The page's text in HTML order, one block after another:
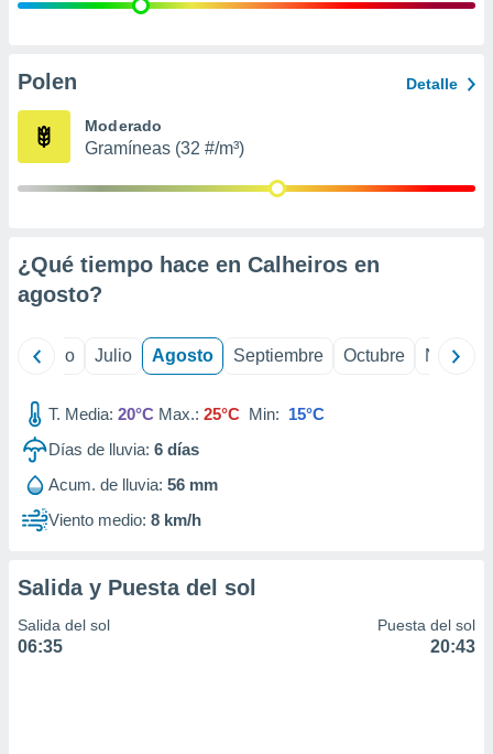
e
publicidad
Polen Detalle
Moderado
Gramíneas (32 #/m³)
¿Qué tiempo hace en Calheiros en
agosto?
Junio Julio Agosto Septiembre Octubre
T. Media: 20°C Max.: 25°C Min: 15°C
Días de lluvia: 6 días
Acum. de lluvia: 56 mm
Viento medio: 8 km/h
Salida y Puesta del sol
Salida del sol
06:35
Puesta del sol
20:43